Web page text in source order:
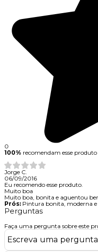
0
100% recomendam esse produto
Jorge C.
06/09/2016
Eu recomendo esse produto.
Muito boa
Muito boa, bonita e aguentou
Prós: Pintura bonita, moderna e
Perguntas
Faça uma pergunta sobre este